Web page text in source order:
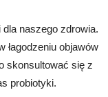
naszego zdrowia.
łagodzeniu objawów
skonsultować się z
probiotyki.